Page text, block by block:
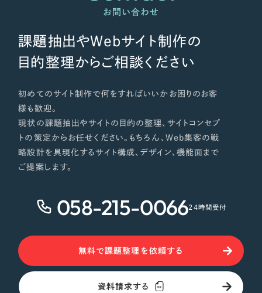
お問い合わせ
課題抽出やWebサイト制作の
目的整理からご相談ください
初めてのサイト制作で何をすればいいかお困りのお客
様も歓迎。
現状の課題抽出やサイトの目的の整理、サイトコンセプ
トの策定からお任せください。もちろん、Web集客の戦
略設計を具現化するサイト構成、デザイン、機能面まで
ご提案します。
058-215-006624時間受付
無料で課題整理を依頼する
資料請求する